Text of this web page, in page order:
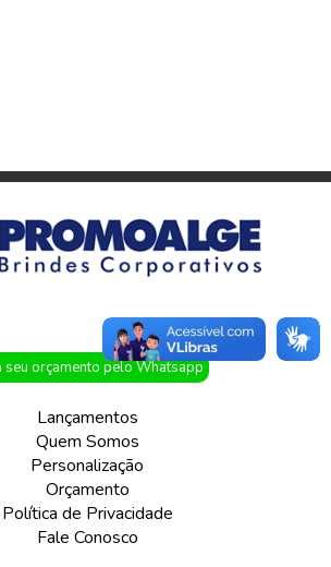
seu orçamento pelo Whatsapp
Lançamentos
Quem Somos
Personalização
Orçamento
Política de Privacidade
Fale Conosco